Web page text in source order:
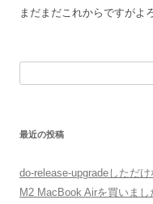
ョ
まだまだこれからですがよ
索:
最近の投稿
do-release-upgradeしただ
M2 MacBook Airを買いまし